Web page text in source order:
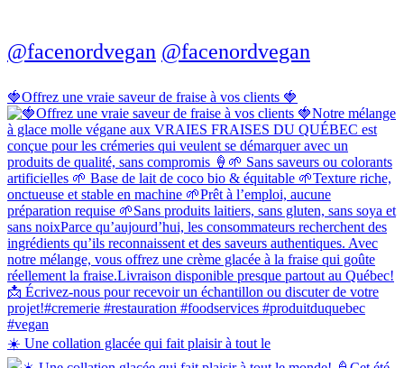
@facenordvegan @facenordvegan
🍓Offrez une vraie saveur de fraise à vos clients 🍓
☀️ Une collation glacée qui fait plaisir à tout le